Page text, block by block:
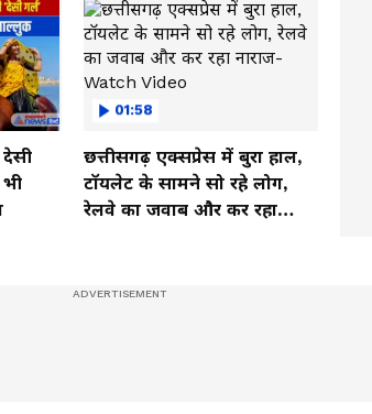
01:58
छत्तीसगढ़ एक्सप्रेस में बुरा हाल,
टॉयलेट के सामने सो रहे लोग,
रेलवे का जवाब और कर रहा